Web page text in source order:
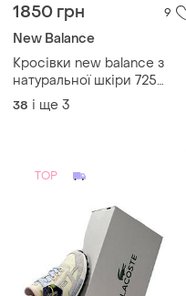
1850 грн 9
New Balance
Кросівки new balance з
натуральної шкіри 725
жіночі 37,38,39,40,41
38 і ще 3
TOP